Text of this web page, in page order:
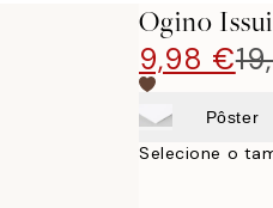
Ogino
9,98 €
Pôster
Selecione o